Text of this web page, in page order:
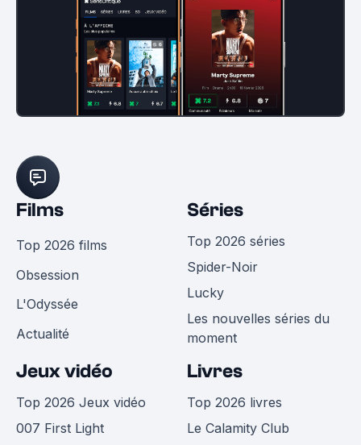
Films
Top 2026 films
Obsession
L'Odyssée
Actualité
Séries
Top 2026 séries
Spider-Noir
Lucky
Les nouvelles séries du
moment
Jeux vidéo
Top 2026 Jeux vidéo
007 First Light
Livres
Top 2026 livres
Le Calamity Club